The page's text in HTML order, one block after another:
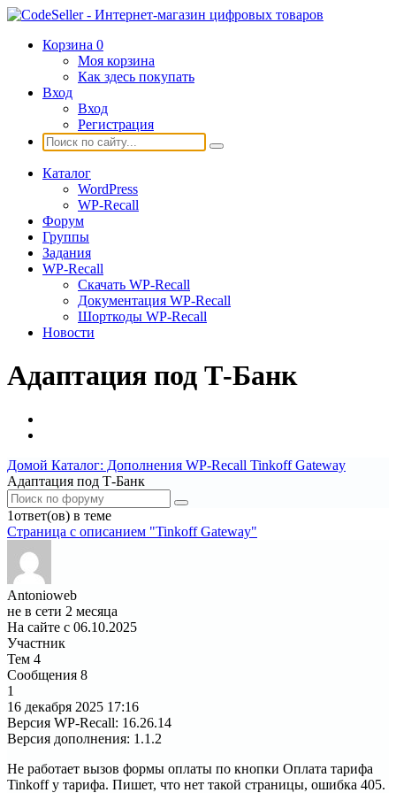
Корзина 0
Моя корзина
Как здесь покупать
Вход
Вход
Регистрация
Каталог
WordPress
WP-Recall
Форум
Группы
Задания
WP-Recall
Скачать WP-Recall
Документация WP-Recall
Шорткоды WP-Recall
Новости
Адаптация под Т-Банк
Домой Каталог: Дополнения WP-Recall Tinkoff Gateway
Адаптация под Т-Банк
1ответ(ов) в теме
Страница c описанием "Tinkoff Gateway"
Antonioweb
не в сети 2 месяца
На сайте с 06.10.2025
Участник
Тем 4
Сообщения 8
1
16 декабря 2025 17:16
Версия WP-Recall: 16.26.14
Версия дополнения: 1.1.2
Не работает вызов формы оплаты по кнопки Оплата тарифа
Tinkoff у тарифа. Пишет, что нет такой страницы, ошибка 405.